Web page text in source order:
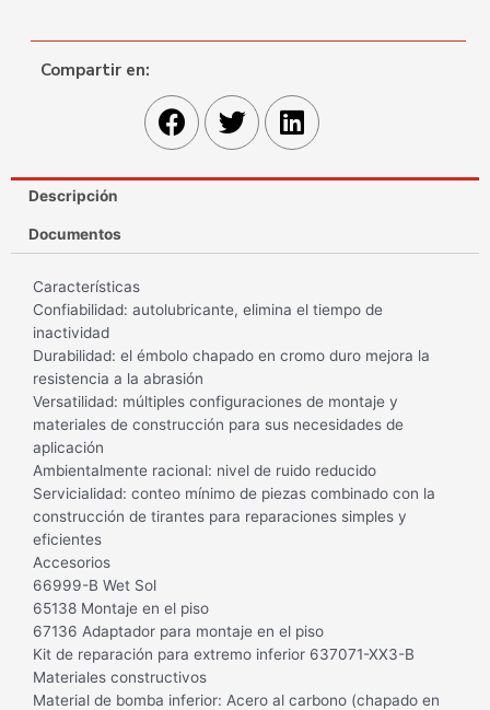
Compartir en:
Descripción
Documentos
Características
Confiabilidad: autolubricante, elimina el tiempo de
inactividad
Durabilidad: el émbolo chapado en cromo duro mejora la
resistencia a la abrasión
Versatilidad: múltiples configuraciones de montaje y
materiales de construcción para sus necesidades de
aplicación
Ambientalmente racional: nivel de ruido reducido
Servicialidad: conteo mínimo de piezas combinado con la
construcción de tirantes para reparaciones simples y
eficientes
Accesorios
66999-B Wet Sol
65138 Montaje en el piso
67136 Adaptador para montaje en el piso
Kit de reparación para extremo inferior 637071-XX3-B
Materiales constructivos
Material de bomba inferior: Acero al carbono (chapado en